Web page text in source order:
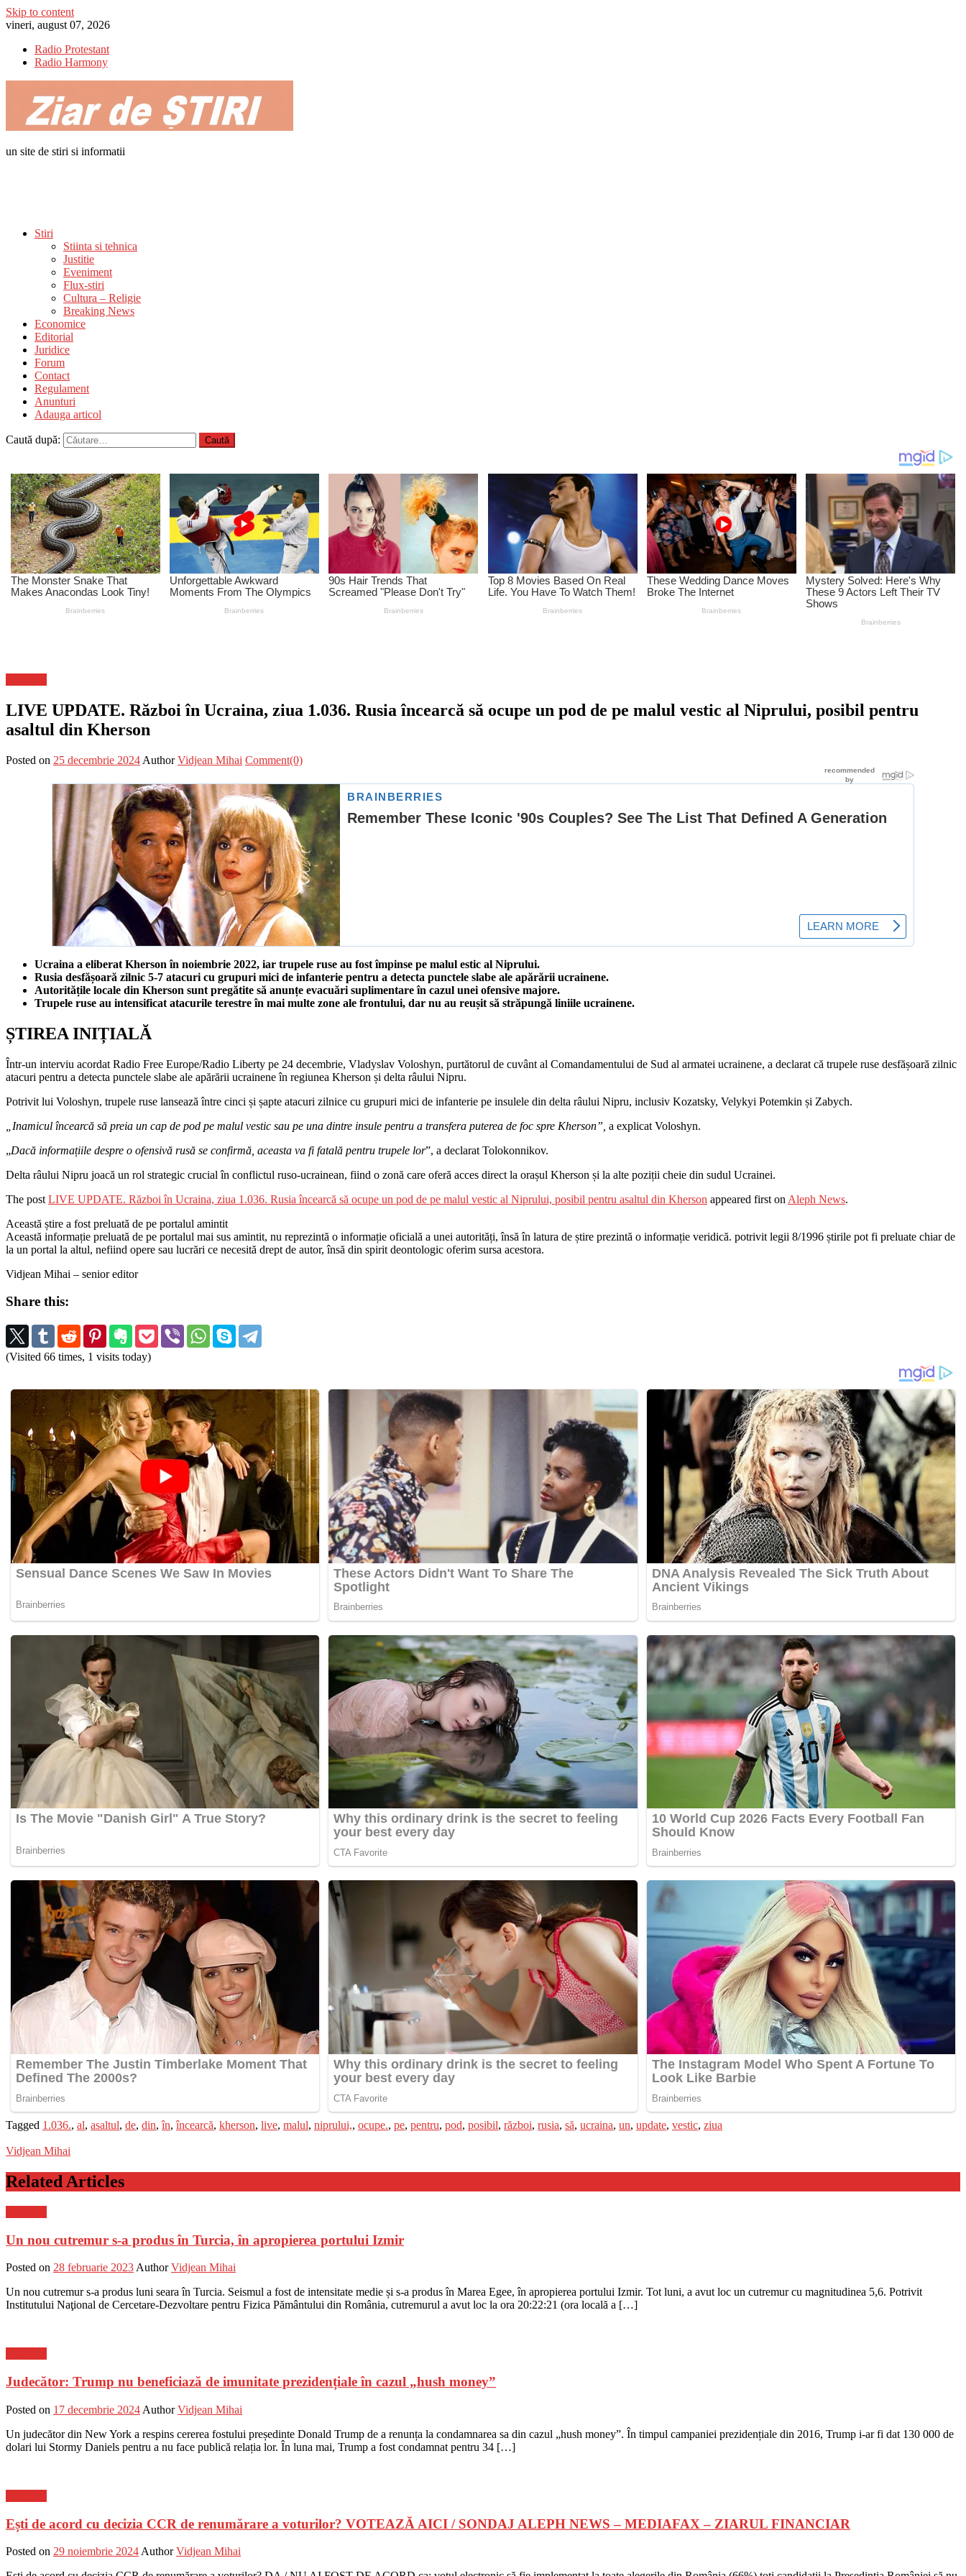
Skip to content
vineri, august 07, 2026
Radio Protestant
Radio Harmony
un site de stiri si informatii
Stiri
Stiinta si tehnica
Justitie
Eveniment
Flux-stiri
Cultura – Religie
Breaking News
Economice
Editorial
Juridice
Forum
Contact
Regulament
Anunturi
Adauga articol
Caută după:
LIVE UPDATE. Război în Ucraina, ziua 1.036. Rusia încearcă să ocupe un pod de pe malul vestic al Niprului, posibil pentru
asaltul din Kherson
Posted on 25 decembrie 2024 Author Vidjean Mihai Comment(0)
Ucraina a eliberat Kherson în noiembrie 2022, iar trupele ruse au fost împinse pe malul estic al Niprului.
Rusia desfășoară zilnic 5-7 atacuri cu grupuri mici de infanterie pentru a detecta punctele slabe ale apărării ucrainene.
Autoritățile locale din Kherson sunt pregătite să anunțe evacuări suplimentare în cazul unei ofensive majore.
Trupele ruse au intensificat atacurile terestre în mai multe zone ale frontului, dar nu au reușit să străpungă liniile ucrainene.
ȘTIREA INIȚIALĂ
Într-un interviu acordat Radio Free Europe/Radio Liberty pe 24 decembrie, Vladyslav Voloshyn, purtătorul de cuvânt al Comandamentului de Sud al armatei ucrainene, a declarat că trupele ruse desfășoară zilnic
atacuri pentru a detecta punctele slabe ale apărării ucrainene în regiunea Kherson și delta râului Nipru.
Potrivit lui Voloshyn, trupele ruse lansează între cinci și șapte atacuri zilnice cu grupuri mici de infanterie pe insulele din delta râului Nipru, inclusiv Kozatsky, Velykyi Potemkin și Zabych.
„Inamicul încearcă să preia un cap de pod pe malul vestic sau pe una dintre insule pentru a transfera puterea de foc spre Kherson”, a explicat Voloshyn.
„Dacă informațiile despre o ofensivă rusă se confirmă, aceasta va fi fatală pentru trupele lor”, a declarat Tolokonnikov.
Delta râului Nipru joacă un rol strategic crucial în conflictul ruso-ucrainean, fiind o zonă care oferă acces direct la orașul Kherson și la alte poziții cheie din sudul Ucrainei.
The post LIVE UPDATE. Război în Ucraina, ziua 1.036. Rusia încearcă să ocupe un pod de pe malul vestic al Niprului, posibil pentru asaltul din Kherson appeared first on Aleph News.
Această știre a fost preluată de pe portalul amintit
Această informație preluată de pe portalul mai sus amintit, nu reprezintă o informație oficială a unei autorități, însă în latura de știre prezintă o informație veridică. potrivit legii 8/1996 știrile pot fi preluate chiar de
la un portal la altul, nefiind opere sau lucrări ce necesită drept de autor, însă din spirit deontologic oferim sursa acestora.
Vidjean Mihai – senior editor
Share this:
(Visited 66 times, 1 visits today)
Tagged 1.036., al, asaltul, de, din,în,încearcă, kherson, live, malul, niprului,, ocupe., pe, pentru, pod, posibil, război, rusia, să, ucraina, un, update, vestic, ziua
Vidjean Mihai
Related Articles
Un nou cutremur s-a produs în Turcia, în apropierea portului Izmir
Posted on 28 februarie 2023Author Vidjean Mihai
Un nou cutremur s-a produs luni seara în Turcia. Seismul a fost de intensitate medie și s-a produs în Marea Egee, în apropierea portului Izmir. Tot luni, a avut loc un cutremur cu magnitudinea 5,6. Potrivit
Institutului Naţional de Cercetare-Dezvoltare pentru Fizica Pământului din România, cutremurul a avut loc la ora 20:22:21 (ora locală a […]
Judecător: Trump nu beneficiază de imunitate prezidențiale în cazul „hush money”
Posted on 17 decembrie 2024 Author Vidjean Mihai
Un judecător din New York a respins cererea fostului președinte Donald Trump de a renunța la condamnarea sa din cazul „hush money”. În timpul campaniei prezidențiale din 2016, Trump i-ar fi dat 130 000 de
dolari lui Stormy Daniels pentru a nu face publică relația lor. În luna mai, Trump a fost condamnat pentru 34 […]
Ești de acord cu decizia CCR de renumărare a voturilor? VOTEAZĂ AICI / SONDAJ ALEPH NEWS – MEDIAFAX – ZIARUL FINANCIAR
Posted on 29 noiembrie 2024 Author Vidjean Mihai